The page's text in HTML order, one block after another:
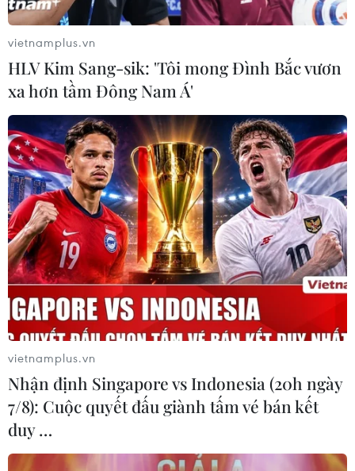
vietnamplus.vn
HLV Kim Sang-sik: 'Tôi mong Đình Bắc vươn
xa hơn tầm Đông Nam Á'
vietnamplus.vn
Nhận định Singapore vs Indonesia (20h ngày
7/8): Cuộc quyết đấu giành tấm vé bán kết
duy …